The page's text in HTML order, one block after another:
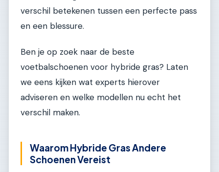
verschil betekenen tussen een perfecte pass
en een blessure.
Ben je op zoek naar de beste
voetbalschoenen voor hybride gras? Laten
we eens kijken wat experts hierover
adviseren en welke modellen nu echt het
verschil maken.
Waarom Hybride Gras Andere
Schoenen Vereist